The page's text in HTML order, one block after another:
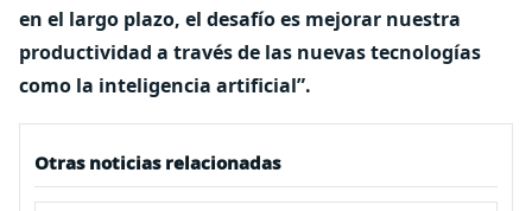
en el largo plazo, el desafío es mejorar nuestra
productividad a través de las nuevas tecnologías
como la inteligencia artificial”.
Otras noticias relacionadas